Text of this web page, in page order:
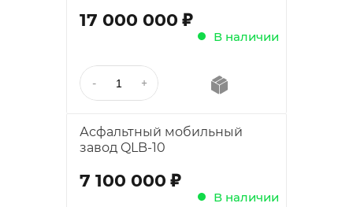
17 000 000 ;
В наличии
Асфальтный мобильный
завод QLB-10
7 100 000 ;
В наличии